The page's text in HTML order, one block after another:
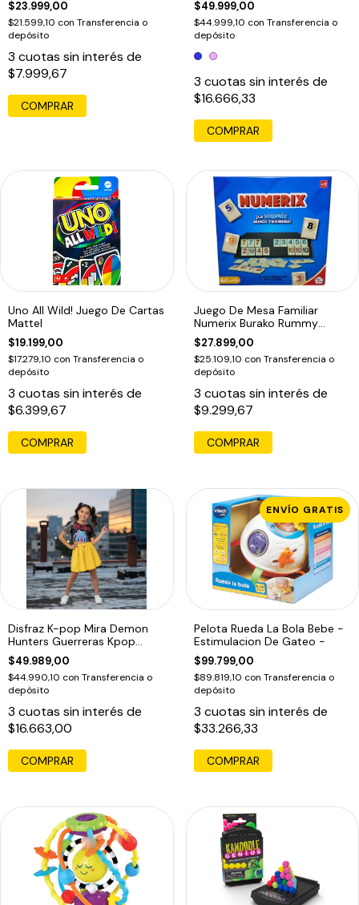
$23.999,00
$21.599,10 con Transferencia o
depósito
3 cuotas sin interés de
$7.999,67
COMPRAR
$49.999,00
$44.999,10 con Transferencia o
depósito
3 cuotas sin interés de
$16.666,33
COMPRAR
Uno All Wild! Juego De Cartas
Mattel
$19.199,00
$17.279,10 con Transferencia o
depósito
3 cuotas sin interés de
$6.399,67
COMPRAR
Juego De Mesa Familiar
Numerix Burako Rummy
Clasico
$27.899,00
$25.109,10 con Transferencia o
depósito
3 cuotas sin interés de
$9.299,67
Disfraz K-pop Mira Demon
Hunters Guerreras Kpop
Infantil Mira
$49.989,00
$44.990,10 con Transferencia o
depósito
3 cuotas sin interés de
$16.663,00
COMPRAR
ENVÍO GRATIS
Pelota Rueda La Bola Bebe -
Estimulacion De Gateo -
$99.799,00
$89.819,10 con Transferencia o
depósito
3 cuotas sin interés de
$33.266,33